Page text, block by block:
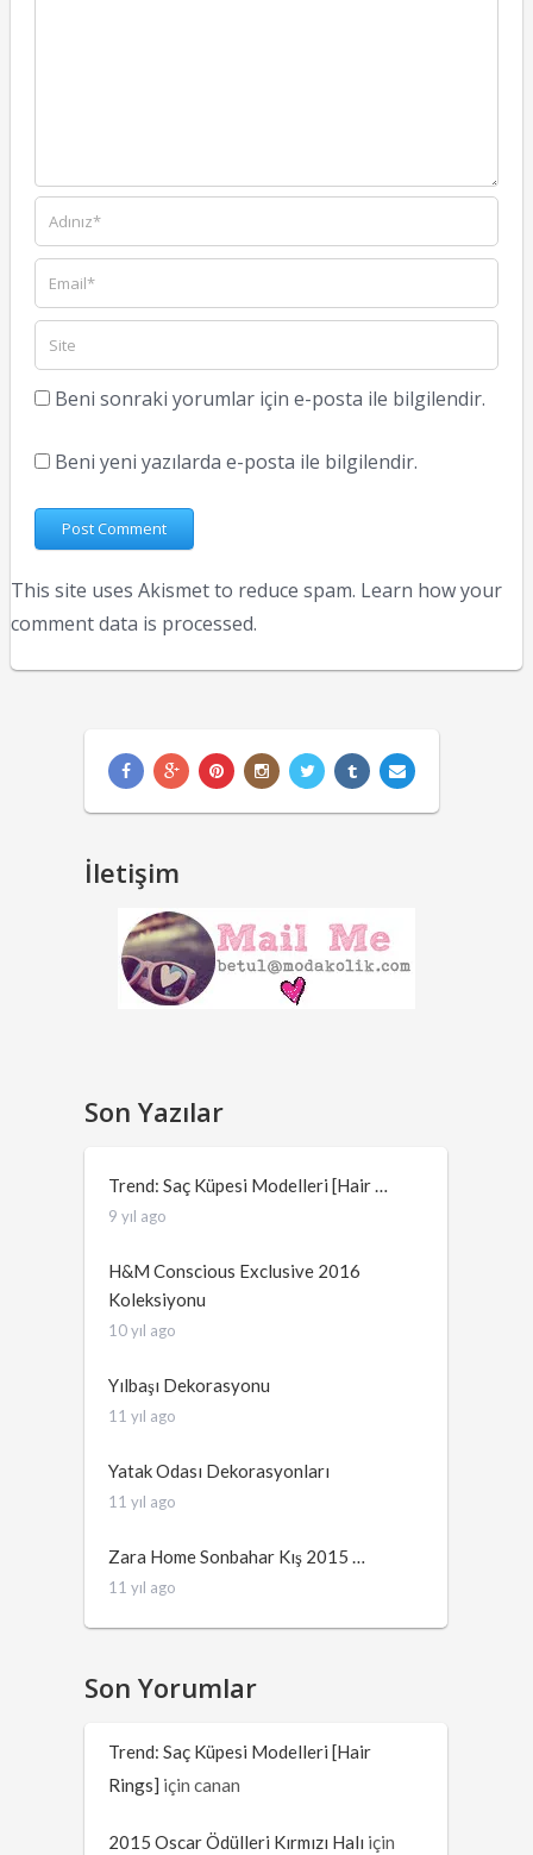
Beni sonraki yorumlar için e-posta ile bilgilendir.
Beni yeni yazılarda e-posta ile bilgilendir.
This site uses Akismet to reduce spam. Learn how your
comment data is processed.
İletişim
Son Yazılar
Trend: Saç Küpesi Modelleri [Hair …
9 yıl ago
H&M Conscious Exclusive 2016
Koleksiyonu
10 yıl ago
Yılbaşı Dekorasyonu
11 yıl ago
Yatak Odası Dekorasyonları
11 yıl ago
Zara Home Sonbahar Kış 2015 …
11 yıl ago
Son Yorumlar
Trend: Saç Küpesi Modelleri [Hair
Rings] içincanan
2015 Oscar Ödülleri Kırmızı Halı için